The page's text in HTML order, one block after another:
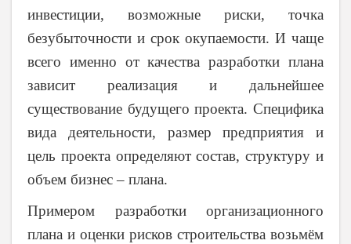
инвестиции, возможные риски, точка
безубыточности и срок окупаемости. И чаще
всего именно от качества разработки плана
зависит реализация и дальнейшее
существование будущего проекта. Специфика
вида деятельности, размер предприятия и
цель проекта определяют состав, структуру и
объем бизнес – плана.
Примером разработки организационного
плана и оценки рисков строительства возьмём